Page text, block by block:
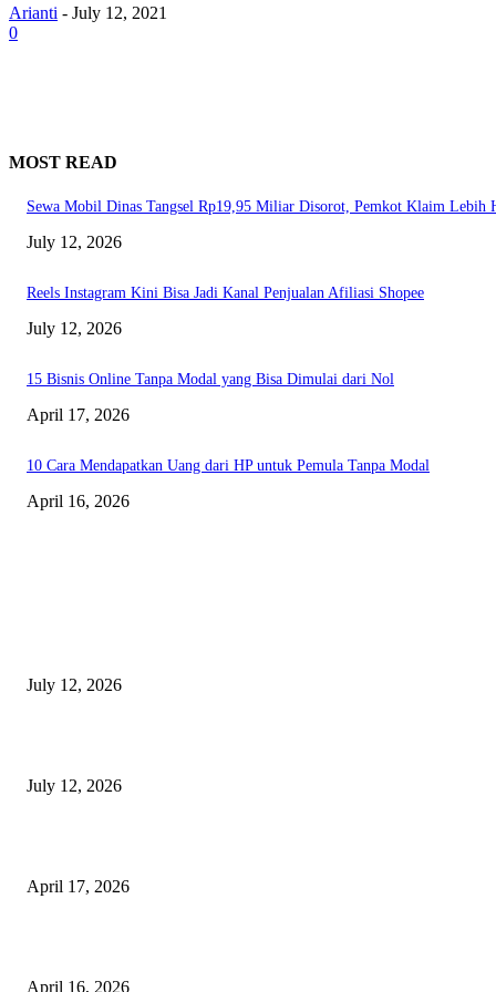
Arianti - July 12, 2021
0
MOST READ
Sewa Mobil Dinas Tangsel Rp19,95 Miliar Disorot, Pemkot Klaim Lebih
July 12, 2026
Reels Instagram Kini Bisa Jadi Kanal Penjualan Afiliasi Shopee
July 12, 2026
15 Bisnis Online Tanpa Modal yang Bisa Dimulai dari Nol
April 17, 2026
10 Cara Mendapatkan Uang dari HP untuk Pemula Tanpa Modal
April 16, 2026
July 12, 2026
July 12, 2026
April 17, 2026
April 16, 2026